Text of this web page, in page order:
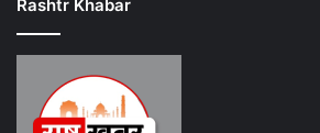
Rashtr Khabar